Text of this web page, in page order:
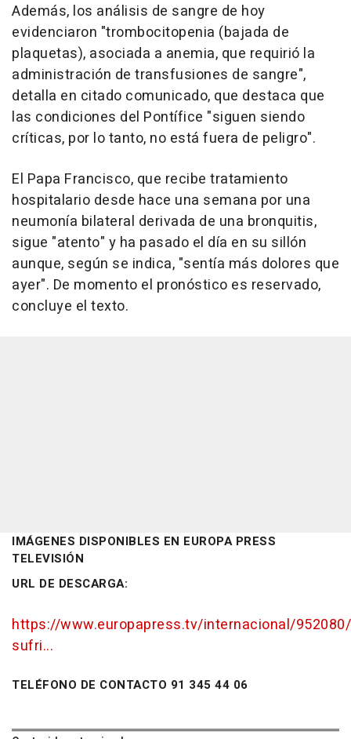
Además, los análisis de sangre de hoy
evidenciaron "trombocitopenia (bajada de
plaquetas), asociada a anemia, que requirió la
administración de transfusiones de sangre",
detalla en citado comunicado, que destaca que
las condiciones del Pontífice "siguen siendo
críticas, por lo tanto, no está fuera de peligro".
El Papa Francisco, que recibe tratamiento
hospitalario desde hace una semana por una
neumonía bilateral derivada de una bronquitis,
sigue "atento" y ha pasado el día en su sillón
aunque, según se indica, "sentía más dolores que
ayer". De momento el pronóstico es reservado,
concluye el texto.
IMÁGENES DISPONIBLES EN EUROPA PRESS
TELEVISIÓN
URL DE DESCARGA:
https://www.europapress.tv/internacional/
sufri...
TELÉFONO DE CONTACTO 91 345 44 06